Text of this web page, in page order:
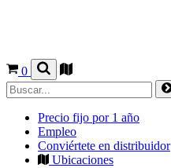
0
Precio fijo por 1 año
Empleo
Conviértete en distribuidor
Ubicaciones